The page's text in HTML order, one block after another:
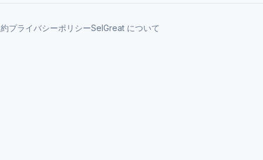
プライバシーポリシーSelGreat について